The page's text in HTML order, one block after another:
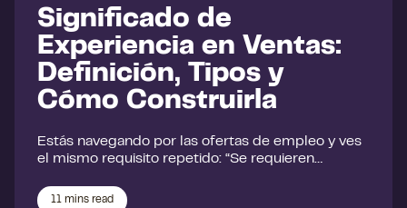
Significado de
Experiencia en Ventas:
Definición, Tipos y
Cómo Construirla
Estás navegando por las ofertas de empleo y ves
el mismo requisito repetido: “Se requieren…
11 mins read